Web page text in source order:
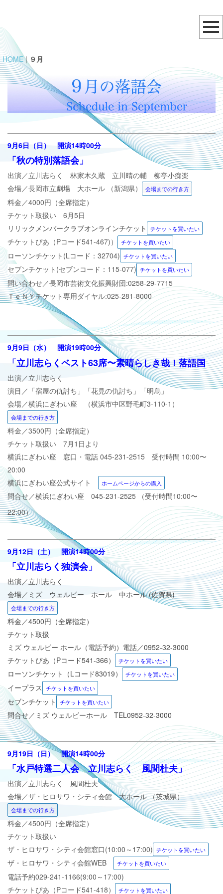
HOME| ９月
9月6日（日） 開演14時00分
「秋の特別落語会」
出演／立川志らく 林家木久蔵 立川晴の輔 柳亭小痴楽
会場／長岡市立劇場 大ホール （新潟県） 会場までの行き方
料金／4000円（全席指定）
チケット取扱い 6月5日
リリックメンバークラブオンラインチケット
チケットを買いたい
チケットぴあ（Pコード541-467)） チケットを買いたい
ローソンチケット(Lコード：32704) チケットを買いたい
セブンチケット(セブンコード：115-077) チケットを買いたい
問い合わせ／長岡市芸術文化振興財団:0258-29-7715
ＴｅＮＹチケット専用ダイヤル:025-281-8000
9月9日（水） 開演19時00分
「立川志らくベスト63席〜素晴らしき哉！落語国
出演／立川志らく
演目／「宿屋の仇討ち」「花見の仇討ち」「明烏」
会場／横浜にぎわい座 （横浜市中区野毛町3-110-1）
会場までの行き方
料金／3500円（全席指定）
チケット取扱い 7月1日より
横浜にぎわい座 窓口・電話 045-231-2515 受付時間 10:00〜
20:00
横浜にぎわい座公式サイト
ホームページからの購入
問合せ／横浜にぎわい座 045-231-2525 （受付時間10:00〜
22:00）
9月12日（土） 開演14時00分
「立川志らく独演会」
出演／立川志らく
会場／ ミズ ウェルビー ホール 中ホール (佐賀県)
会場までの行き方
料金／4500円（全席指定）
チケット取扱
ミズ ウェルビー ホール （電話予約）電話／0952-32-3000
チケットぴあ （Pコード541-366） チケットを買いたい
ローソンチケット（Lコード83019） チケットを買いたい
イープラス チケットを買いたい
セブンチケット チケットを買いたい
問合せ／ミズ ウェルビーホール TEL0952-32-3000
9月19日（日） 開演14時00分
「水戸特選二人会 立川志らく 風間杜夫」
出演／立川志らく 風間杜夫
会場／ザ・ヒロサワ・シティ会館 大ホール （茨城県）
会場までの行き方
料金／4500円（全席指定）
チケット取扱い
ザ・ヒロサワ・シティ会館窓口(10:00～17:00) チケットを買いたい
ザ・ヒロサワ・シティ会館WEB チケットを買いたい
電話予約029-241-1166(9:00～17:00)
チケットぴあ（Pコード541-418）
チケットを買いたい